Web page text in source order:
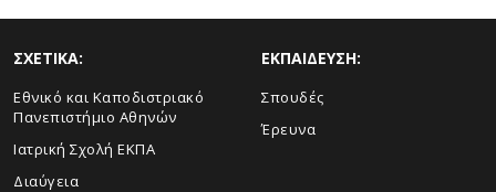
ΣΧΕΤΙΚΑ:
Εθνικό και Καποδιστριακό
Πανεπιστήμιο Αθηνών
Ιατρική Σχολή ΕΚΠΑ
Διαύγεια
ΕΚΠΑΙΔΕΥΣΗ:
Σπουδές
Έρευνα